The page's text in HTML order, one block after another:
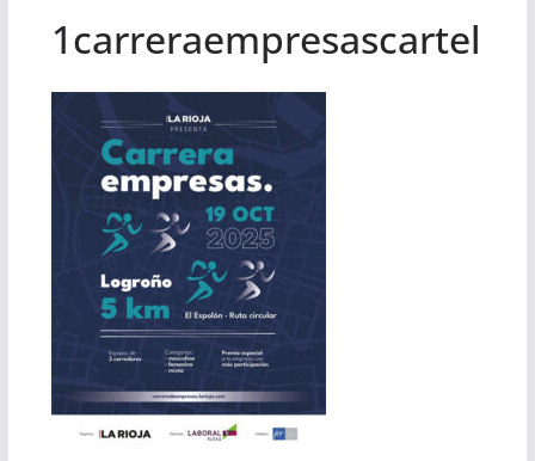
1carreraempresascartel